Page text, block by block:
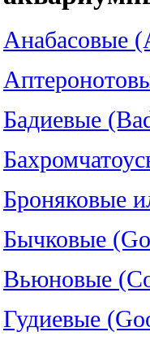
Анабасовые
Бадиевые
Броняковые
Бычковые
Вьюновые
Гудиевые